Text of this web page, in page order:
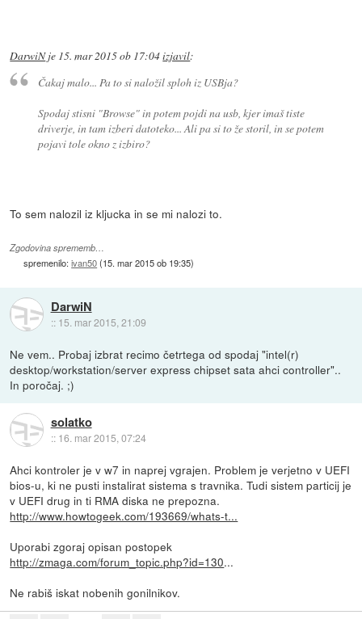
DarwiNje 15. mar 2015 ob 17:04izjavil:
Čakaj malo... Pa to si naložil sploh iz USBja?
Spodaj stisni "Browse" in potem pojdi na usb, kjer imaš tiste
driverje, in tam izberi datoteko... Ali pa si to že storil, in se potem
pojavi tole okno z izbiro?
To sem nalozil iz kljucka in se mi nalozi to.
Zgodovina sprememb…
spremenilo:ivan50(15. mar 2015 ob 19:35)
DarwiN
:: 15. mar 2015, 21:09
Ne vem.. Probaj izbrat recimo četrtega od spodaj "intel(r)
desktop/workstation/server express chipset sata ahci controller"..
In poročaj. ;)
solatko
:: 16. mar 2015, 07:24
Ahci kontroler je v w7 in naprej vgrajen. Problem je verjetno v UEFI
bios-u, ki ne pusti instalirat sistema s travnika. Tudi sistem particij je
v UEFI drug in ti RMA diska ne prepozna.
http://www.howtogeek.com/193669/whats-t...
Uporabi zgoraj opisan postopek
http://zmaga.com/forum_topic.php?id=130...
Ne rabiš iskat nobenih gonilnikov.